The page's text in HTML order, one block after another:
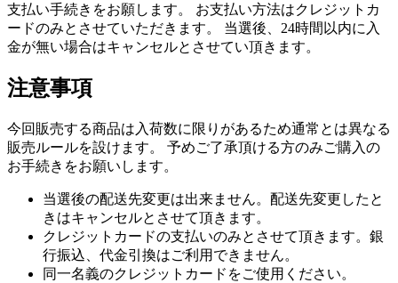
支払い手続きをお願します。 お支払い方法はクレジットカ
ードのみとさせていただきます。 当選後、24時間以内に入
金が無い場合はキャンセルとさせてい頂きます。
注意事項
今回販売する商品は入荷数に限りがあるため通常とは異なる
販売ルールを設けます。 予めご了承頂ける方のみご購入の
お手続きをお願いします。
当選後の配送先変更は出来ません。配送先変更したと
きはキャンセルとさせて頂きます。
クレジットカードの支払いのみとさせて頂きます。銀
行振込、代金引換はご利用できません。
同一名義のクレジットカードをご使用ください。